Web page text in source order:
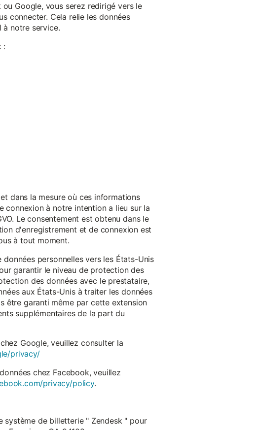
Google, vous serez redirigé vers le
connecter. Cela relie les données
notre service.
:
dans la mesure où ces informations
connexion à notre intention a lieu sur la
Le consentement est obtenu dans le
d'enregistrement et de connexion est
à tout moment.
personnelles vers les États-Unis
garantir le niveau de protection des
des données avec le prestataire,
aux États-Unis à traiter les données
être garanti même par cette extension
supplémentaires de la part du
Google, veuillez consulter la
privacy/
chez Facebook, veuillez
privacy/policy.
système de billetterie " Zendesk " pour